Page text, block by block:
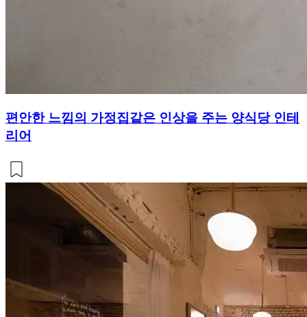
편안한 느낌의 가정집같은 인상을 주는 양식당 인테
리어